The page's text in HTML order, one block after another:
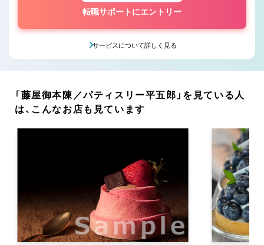
転職サポートにエントリー
サービスについて詳しく見る
「藤屋御本陳／パティスリー平五郎」を見ている人
は、こんなお店も見ています